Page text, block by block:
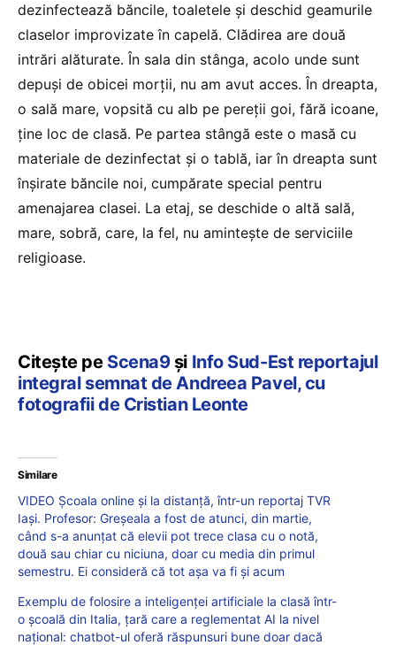
dezinfectează băncile, toaletele și deschid geamurile
claselor improvizate în capelă. Clădirea are două
intrări alăturate. În sala din stânga, acolo unde sunt
depuși de obicei morții, nu am avut acces. În dreapta,
o sală mare, vopsită cu alb pe pereții goi, fără icoane,
ține loc de clasă. Pe partea stângă este o masă cu
materiale de dezinfectat și o tablă, iar în dreapta sunt
înșirate băncile noi, cumpărate special pentru
amenajarea clasei. La etaj, se deschide o altă sală,
mare, sobră, care, la fel, nu amintește de serviciile
religioase.
Citește peScena9și Info Sud-Est reportajul
integral semnat de Andreea Pavel, cu
fotografii de Cristian Leonte
Similare
VIDEO Școala online și la distanță, într-un reportaj TVR
Iași. Profesor: Greșeala a fost de atunci, din martie,
când s-a anunțat că elevii pot trece clasa cu o notă,
două sau chiar cu niciuna, doar cu media din primul
semestru. Ei consideră că tot așa va fi și acum
Exemplu de folosire a inteligenței artificiale la clasă într-
o școală din Italia, țară care a reglementat AI la nivel
național: chatbot-ul oferă răspunsuri bune doar dacă